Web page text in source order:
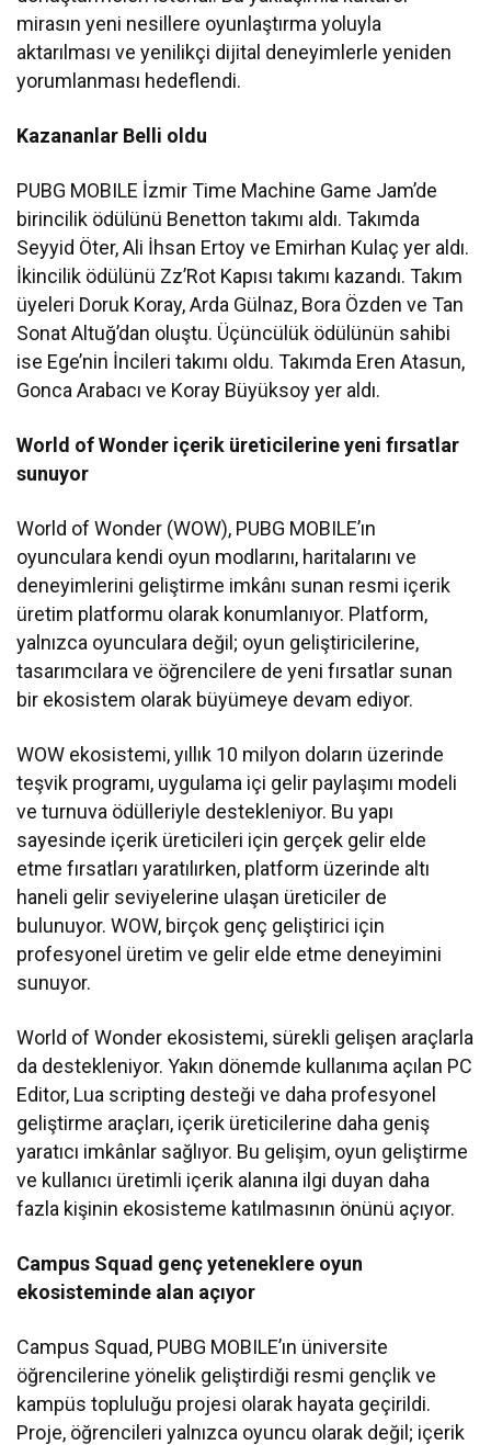
mirasın yeni nesillere oyunlaştırma yoluyla
aktarılması ve yenilikçi dijital deneyimlerle yeniden
yorumlanması hedeflendi.
Kazananlar Belli oldu
PUBG MOBILE İzmir Time Machine Game Jam’de
birincilik ödülünü Benetton takımı aldı. Takımda
Seyyid Öter, Ali İhsan Ertoy ve Emirhan Kulaç yer aldı.
İkincilik ödülünü Zz’Rot Kapısı takımı kazandı. Takım
üyeleri Doruk Koray, Arda Gülnaz, Bora Özden ve Tan
Sonat Altuğ’dan oluştu. Üçüncülük ödülünün sahibi
ise Ege’nin İncileri takımı oldu. Takımda Eren Atasun,
Gonca Arabacı ve Koray Büyüksoy yer aldı.
World of Wonder içerik üreticilerine yeni fırsatlar
sunuyor
World of Wonder (WOW), PUBG MOBILE’ın
oyunculara kendi oyun modlarını, haritalarını ve
deneyimlerini geliştirme imkânı sunan resmi içerik
üretim platformu olarak konumlanıyor. Platform,
yalnızca oyunculara değil; oyun geliştiricilerine,
tasarımcılara ve öğrencilere de yeni fırsatlar sunan
bir ekosistem olarak büyümeye devam ediyor.
WOW ekosistemi, yıllık 10 milyon doların üzerinde
teşvik programı, uygulama içi gelir paylaşımı modeli
ve turnuva ödülleriyle destekleniyor. Bu yapı
sayesinde içerik üreticileri için gerçek gelir elde
etme fırsatları yaratılırken, platform üzerinde altı
haneli gelir seviyelerine ulaşan üreticiler de
bulunuyor. WOW, birçok genç geliştirici için
profesyonel üretim ve gelir elde etme deneyimini
sunuyor.
World of Wonder ekosistemi, sürekli gelişen araçlarla
da destekleniyor. Yakın dönemde kullanıma açılan PC
Editor, Lua scripting desteği ve daha profesyonel
geliştirme araçları, içerik üreticilerine daha geniş
yaratıcı imkânlar sağlıyor. Bu gelişim, oyun geliştirme
ve kullanıcı üretimli içerik alanına ilgi duyan daha
fazla kişinin ekosisteme katılmasının önünü açıyor.
Campus Squad genç yeteneklere oyun
ekosisteminde alan açıyor
Campus Squad, PUBG MOBILE’ın üniversite
öğrencilerine yönelik geliştirdiği resmi gençlik ve
kampüs topluluğu projesi olarak hayata geçirildi.
Proje, öğrencileri yalnızca oyuncu olarak değil; içerik